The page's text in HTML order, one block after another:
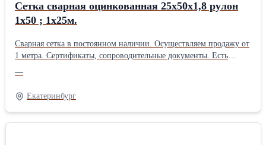
Сетка сварная оцинкованная 25х50х1,8 рулон
1х50 ; 1х25м.
Сварная сетка в постоянном наличии. Осуществляем продажу от
1 метра. Сертификаты, сопроводительные документы. Есть
http://pt096.ru или отправив свой заказ на почту zakaz@pt096.ru
—
Екатеринбург